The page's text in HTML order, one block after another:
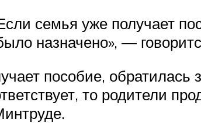
семья уже получает
назначено», ―
пособие,
то родители